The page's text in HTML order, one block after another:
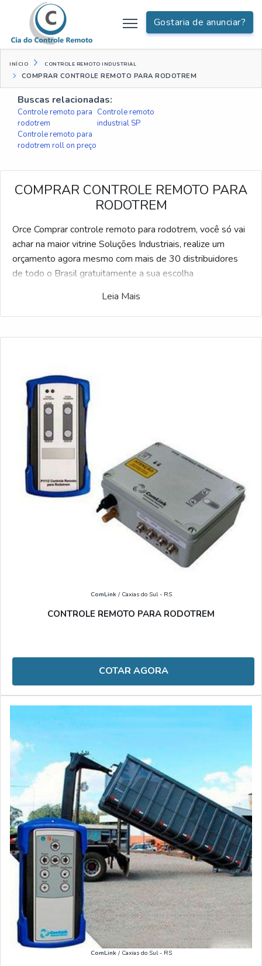
Gostaria de anunciar?
INÍCIO CONTROLE REMOTO INDUSTRIAL
COMPRAR CONTROLE REMOTO PARA RODOTREM
Buscas relacionadas:
Controle remoto para
rodotrem
Controle remoto
industrial SP
Controle remoto para
rodotrem roll on preço
COMPRAR CONTROLE REMOTO PARA
RODOTREM
Orce Comprar controle remoto para rodotrem, você só vai
achar na maior vitrine Soluções Industriais, realize um
orçamento agora mesmo com mais de 30 distribuidores
de todo o Brasil gratuitamente a sua escolha
Possuindo milhares de indústrias, o Soluções Industriais é
rodotrem, clique em uma ou mais das empresas a seguir:
Leia Mais
ComLink/ Caxias do Sul - RS
CONTROLE REMOTO PARA RODOTREM
COTAR AGORA
ComLink/ Caxias do Sul - RS